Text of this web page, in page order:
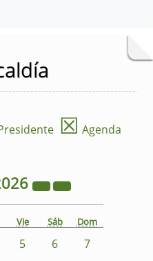
☒ Agenda
Vie Sáb Dom
5 6
7